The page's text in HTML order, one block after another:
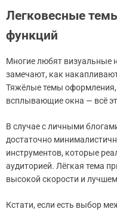
Легковесные
функций
Многие любят визуальные
замечают, как
Тяжёлые темы
всплывающие окна — всё
В случае с личными
достаточно
инструментов, которые
аудиторией. Лёгкая тема
высокой скорости и
Кстати, если есть выбор